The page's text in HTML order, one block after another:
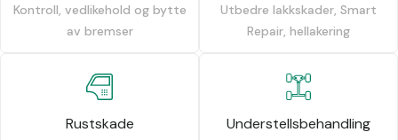
Kontroll, vedlikehold og bytte
av bremser
Utbedre lakkskader, Smart
Repair, hellakering
Rustskade Understellsbehandling